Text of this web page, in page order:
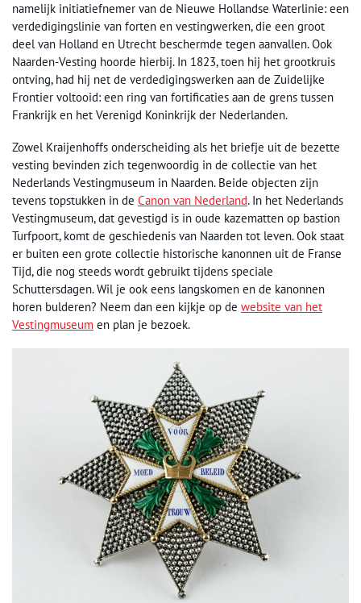
namelijk initiatiefnemer van de Nieuwe Hollandse Waterlinie: een
verdedigingslinie van forten en vestingwerken, die een groot
deel van Holland en Utrecht beschermde tegen aanvallen. Ook
Naarden-Vesting hoorde hierbij. In 1823, toen hij het grootkruis
ontving, had hij net de verdedigingswerken aan de Zuidelijke
Frontier voltooid: een ring van fortificaties aan de grens tussen
Frankrijk en het Verenigd Koninkrijk der Nederlanden.
Zowel Kraijenhoffs onderscheiding als het briefje uit de bezette
vesting bevinden zich tegenwoordig in de collectie van het
Nederlands Vestingmuseum in Naarden. Beide objecten zijn
tevens topstukken in de Canon van Nederland. In het Nederlands
Vestingmuseum, dat gevestigd is in oude kazematten op bastion
Turfpoort, komt de geschiedenis van Naarden tot leven. Ook staat
er buiten een grote collectie historische kanonnen uit de Franse
Tijd, die nog steeds wordt gebruikt tijdens speciale
Schuttersdagen. Wil je ook eens langskomen en de kanonnen
horen bulderen? Neem dan een kijkje op de website van het
Vestingmuseum en plan je bezoek.